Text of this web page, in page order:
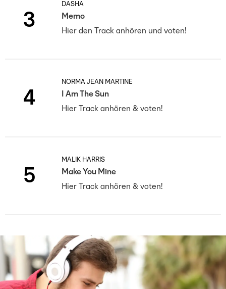
3
DASHA
Memo
Hier den Track anhören und voten!
4
NORMA JEAN MARTINE
I Am The Sun
Hier Track anhören & voten!
5
MALIK HARRIS
Make You Mine
Hier Track anhören & voten!